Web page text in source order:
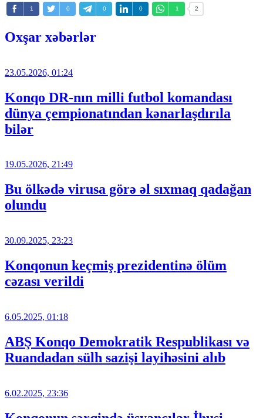
1 0 0 0 1 2
Oxşar xəbərlər
23.05.2026, 01:24
Konqo DR-nın milli futbol komandası
dünya çempionatından kənarlaşdırıla
bilər
19.05.2026, 21:49
Bu ölkədə virusa görə əl sıxmaq qadağan
olundu
30.09.2025, 23:23
Konqonun keçmiş prezidentinə ölüm
cəzası verildi
6.05.2025, 01:18
ABŞ Konqo Demokratik Respublikası və
Ruandadan sülh sazişi layihəsini alıb
6.02.2025, 23:36